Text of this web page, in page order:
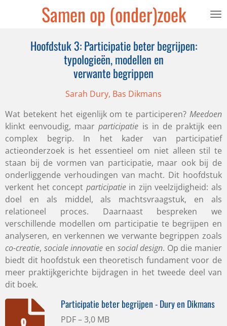
Samen op (onder)zoek
Hoofdstuk 3: Participatie beter begrijpen:
typologieën, modellen en
verwante begrippen
Sarah Dury, Bas Dikmans
Wat betekent het eigenlijk om te participeren? Meedoen
klinkt eenvoudig, maarparticipatie is in de praktijk een
complex begrip. In het kader van participatief
actieonderzoek is het essentieel om niet alleen stil te
staan bij de vormen van participatie, maar ook bij de
onderliggende verhoudingen van macht. Dit hoofdstuk
verkent het concept participatiein zijn veelzijdigheid: als
doel en als middel, als machtsvraagstuk, en als
relationeel proces. Daarnaast bespreken we
verschillende modellen om participatie te begrijpen en
analyseren, en verkennen we verwante begrippen zoals
co-creatie, socialeinnovatie en social design. Op die manier
biedt dit hoofdstuk een theoretisch fundament voor de
meer praktijkgerichte bijdragen in het tweede deel van
dit boek.
Participatie beter begrijpen - Dury en Dikmans
PDF – 3,0 MB